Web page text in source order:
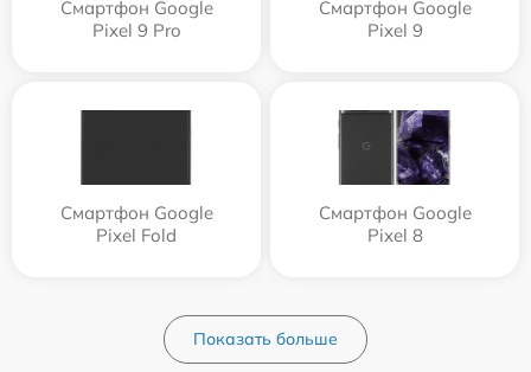
Смартфон Google
Pixel 9 Pro
Смартфон Google
Pixel 9
Смартфон Google
Pixel Fold
Смартфон Google
Pixel 8
Показать больше